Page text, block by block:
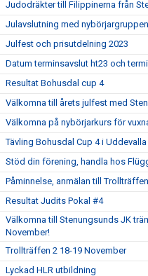
Judodräkter till Filippinerna från
Julavslutning med nybörjargruppen
Julfest och prisutdelning 2023
Datum terminsavslut ht23 och
Resultat Bohusdal cup 4
Välkomna till årets julfest med
Välkomna på nybörjarkurs för
Tävling Bohusdal Cup 4 i
Stöd din förening, handla hos
Påminnelse, anmälan till
Resultat Judits Pokal #4
Välkomna till Stenungsunds JK
November!
Trollträffen 2 18-19 November
Lyckad HLR utbildning